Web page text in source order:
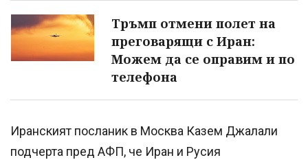
Тръмп отмени полет на
преговарящи с Иран:
Можем да се оправим и по
телефона
Иранският посланик в Москва Казем Джалали
подчерта пред АФП, че Иран и Русия